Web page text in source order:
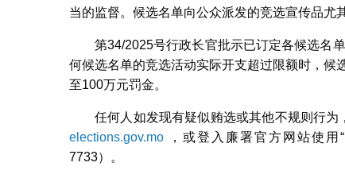
当的监督。候选名单向公众派发的竞选宣传品尤
第34/2025号行政长官批示已订定各候选名
何候选名单的竞选活动实际开支超过限额时，候
至100万元罚金。
任何人如发现有疑似贿选或其他不规则行
elections.gov.mo ，或登入廉署官方网站使用
7733）。